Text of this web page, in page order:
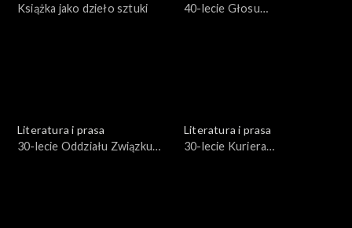
Książka jako dzieło sztuki
40-lecie Głosu
Literatura i prasa
30-lecie Oddziału Związku
Literatura i prasa
30-lecie Kuriera